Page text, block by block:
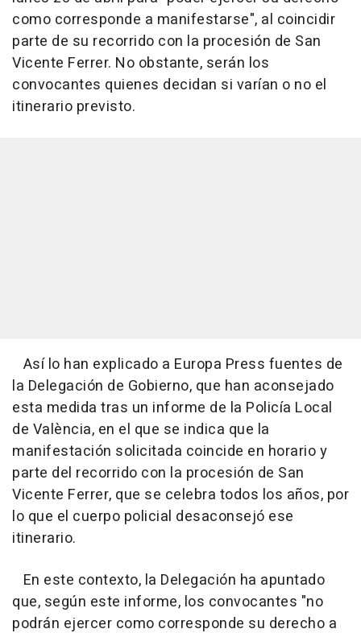
como corresponde a manifestarse", al coincidir
parte de su recorrido con la procesión de San
Vicente Ferrer. No obstante, serán los
convocantes quienes decidan si varían o no el
itinerario previsto.
Así lo han explicado a Europa Press fuentes de
la Delegación de Gobierno, que han aconsejado
esta medida tras un informe de la Policía Local
de València, en el que se indica que la
manifestación solicitada coincide en horario y
parte del recorrido con la procesión de San
Vicente Ferrer, que se celebra todos los años, por
lo que el cuerpo policial desaconsejó ese
itinerario.
En este contexto, la Delegación ha apuntado
que, según este informe, los convocantes "no
podrán ejercer como corresponde su derecho a